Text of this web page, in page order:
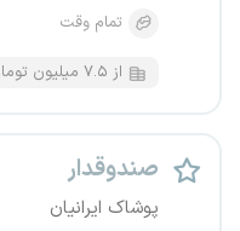
تمام وقت
از ۷.۵ میلیون تومان
صندوقدار
پوشاک ایرانیان